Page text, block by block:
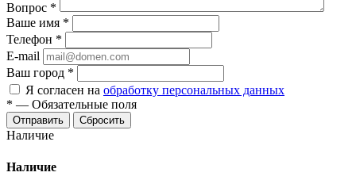
Вопрос *
Ваше имя *
Телефон *
E-mail
Ваш город *
Я согласен на обработку персональных данных
* — Обязательные поля
Сбросить
Наличие
Наличие